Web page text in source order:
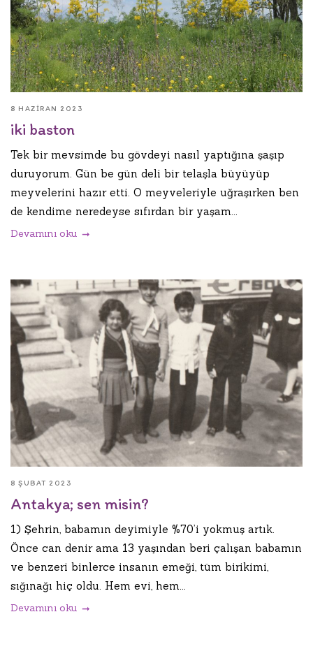
8 HAZIRAN 2023
iki baston
Tek bir mevsimde bu gövdeyi nasıl yaptığına şaşıp
duruyorum. Gün be gün deli bir telaşla büyüyüp
meyvelerini hazır etti. O meyveleriyle uğraşırken ben
de kendime neredeyse sıfırdan bir yaşam...
Devamını oku
8 ŞUBAT 2023
Antakya; sen misin?
1) Şehrin, babamın deyimiyle %70’i yokmuş artık.
Önce can denir ama 13 yaşından beri çalışan babamın
ve benzeri binlerce insanın emeği, tüm birikimi,
sığınağı hiç oldu. Hem evi, hem...
Devamını oku